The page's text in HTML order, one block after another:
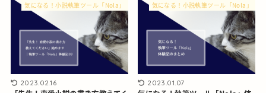
気になる！小説執筆ツール「Nola」
2023.02.16
気になる！小説執筆ツール「Nola」
2023.01.07